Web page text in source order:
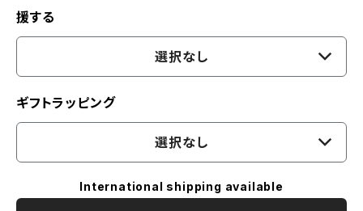
援する
選択なし
ギフトラッピング
選択なし
International shipping available